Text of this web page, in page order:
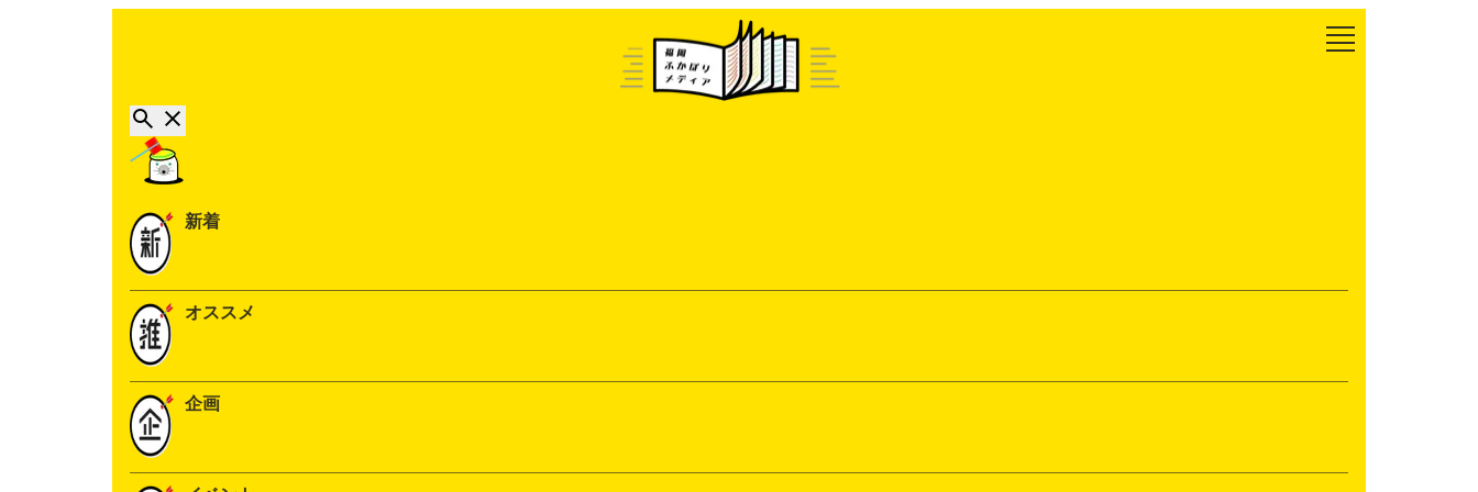
新着
オススメ
企画